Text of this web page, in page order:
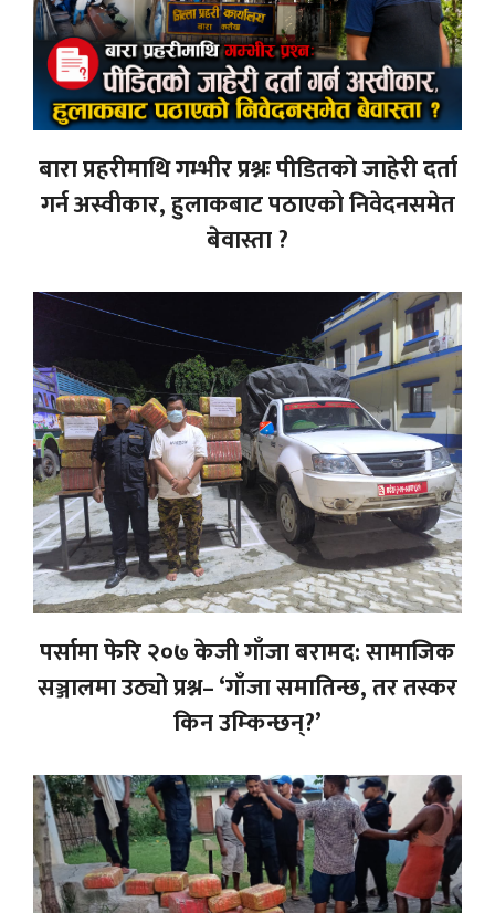
बारा प्रहरीमाथि गम्भीर प्रश्नः पीडितको जाहेरी दर्ता
गर्न अस्वीकार, हुलाकबाट पठाएको निवेदनसमेत
बेवास्ता ?
पर्सामा फेरि २०७ केजी गाँजा बरामद: सामाजिक
सञ्जालमा उठ्यो प्रश्न– ‘गाँजा समातिन्छ, तर तस्कर
किन उम्किन्छन्?’